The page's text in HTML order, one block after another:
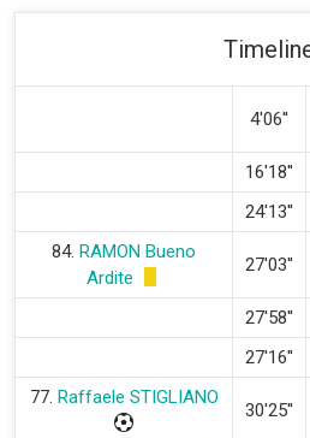
4'06''
16'18''
24'13''
84. RAMON Bueno
Ardite
27'03''
27'58''
27'16''
77. Raffaele STIGLIANO
30'25''